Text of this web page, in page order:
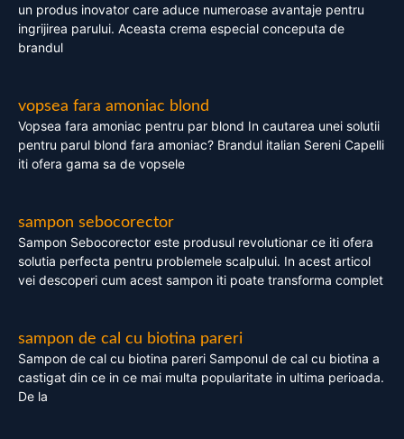
un produs inovator care aduce numeroase avantaje pentru
ingrijirea parului. Aceasta crema especial conceputa de
brandul
vopsea fara amoniac blond
Vopsea fara amoniac pentru par blond In cautarea unei solutii
pentru parul blond fara amoniac? Brandul italian Sereni Capelli
iti ofera gama sa de vopsele
sampon sebocorector
Sampon Sebocorector este produsul revolutionar ce iti ofera
solutia perfecta pentru problemele scalpului. In acest articol
vei descoperi cum acest sampon iti poate transforma complet
sampon de cal cu biotina pareri
Sampon de cal cu biotina pareri Samponul de cal cu biotina a
castigat din ce in ce mai multa popularitate in ultima perioada.
De la